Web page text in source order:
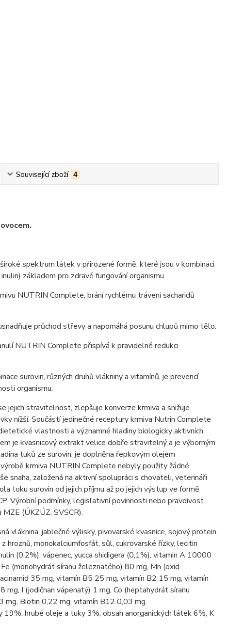
Související zboží 4
spektrum látek v přirozené formě, které jsou v kombinaci
základem pro zdravé fungování organismu.
NUTRIN Complete, brání rychlému trávení sacharidů
průchod střevy a napomáhá posunu chlupů mimo tělo.
NUTRIN Complete přispívá k pravidelné redukci
surovin, různých druhů vlákniny a vitamínů, je prevencí
organismu.
jejich stravitelnost, zlepšuje konverze krmiva a snižuje
nížší. Součástí jedinečné receptury krmiva Nutrin Complete
vlastnosti a významné hladiny biologicky aktivních
je kvasnicový extrakt velice dobře stravitelný a je výborným
tuků ze surovin, je doplněna řepkovým olejem
krmiva NUTRIN Complete nebyly použity žádné
snaha, založená na aktivní spolupráci s chovateli, veterináři
toku surovin od jejich příjmu až po jejich výstup ve formě
Výrobní podmínky, legislativní povinnosti nebo pravdivost
(ÚKZÚZ, SVSCR).
vláknina, jablečné výlisky, pivovarské kvasnice, sojový protein,
monokalciumfosfát, sůl, cukrovarské řízky, lecitin
(0,2%), vápenec, yucca shidigera (0,1%), vitamin A 10000
(monohydrát síranu železnatého) 80 mg, Mn (oxid
35 mg, vitamín B5 25 mg, vitamín B2 15 mg, vitamín
I (jodičnan vápenatý) 1 mg, Co (heptahydrát síranu
mg, Biotin 0,22 mg, vitamín B12 0,03 mg.
hrubé oleje a tuky 3%, obsah anorganických látek 6%, K